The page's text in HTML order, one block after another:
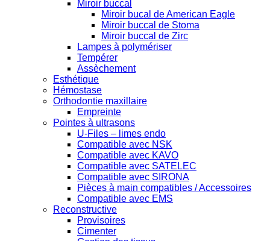
Miroir buccal
Miroir bucal de American Eagle
Miroir buccal de Stoma
Miroir buccal de Zirc
Lampes à polymériser
Tempérer
Assèchement
Esthétique
Hémostase
Orthodontie maxillaire
Empreinte
Pointes à ultrasons
U-Files – limes endo
Compatible avec NSK
Compatible avec KAVO
Compatible avec SATELEC
Compatible avec SIRONA
Pièces à main compatibles / Accessoires
Compatible avec EMS
Reconstructive
Provisoires
Cimenter